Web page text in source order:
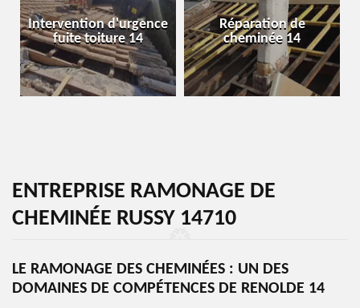
Intervention d'urgence
fuite toiture 14
Réparation de
cheminée 14
ENTREPRISE RAMONAGE DE
CHEMINÉE RUSSY 14710
LE RAMONAGE DES CHEMINÉES : UN DES
DOMAINES DE COMPÉTENCES DE RENOLDE 14